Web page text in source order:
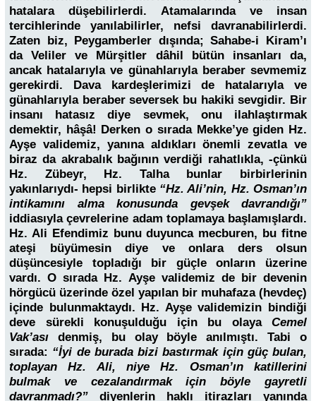
hatalara düşebilirlerdi. Atamalarında ve insan
tercihlerinde yanılabilirler, nefsi davranabilirlerdi.
Zaten biz, Peygamberler dışında; Sahabe-i Kiram’ı
da Veliler ve Mürşitler dâhil bütün insanları da,
ancak hatalarıyla ve günahlarıyla beraber sevmemiz
gerekirdi. Dava kardeşlerimizi de hatalarıyla ve
günahlarıyla beraber seversek bu hakiki sevgidir. Bir
insanı hatasız diye sevmek, onu ilahlaştırmak
demektir, hâşâ! Derken o sırada Mekke’ye giden Hz.
Ayşe validemiz, yanına aldıkları önemli zevatla ve
biraz da akrabalık bağının verdiği rahatlıkla, -çünkü
Hz. Zübeyr, Hz. Talha bunlar birbirlerinin
yakınlarıydı- hepsi birlikte “Hz. Ali’nin, Hz. Osman’ın
intikamını alma konusunda gevşek davrandığı”
iddiasıyla çevrelerine adam toplamaya başlamışlardı.
Hz. Ali Efendimiz bunu duyunca mecburen, bu fitne
ateşi büyümesin diye ve onlara ders olsun
düşüncesiyle topladığı bir güçle onların üzerine
vardı. O sırada Hz. Ayşe validemiz de bir devenin
hörgücü üzerinde özel yapılan bir muhafaza (hevdeç)
içinde bulunmaktaydı. Hz. Ayşe validemizin bindiği
deve sürekli konuşulduğu için bu olaya Cemel
Vak’ası denmiş, bu olay böyle anılmıştı. Tabi o
sırada: “İyi de burada bizi bastırmak için güç bulan,
toplayan Hz. Ali, niye Hz. Osman’ın katillerini
bulmak ve cezalandırmak için böyle gayretli
davranmadı?” diyenlerin haklı itirazları yanında